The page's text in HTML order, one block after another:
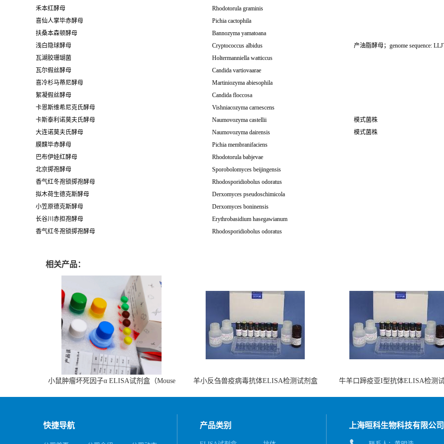
禾本红酵母
Rhodotorula graminis
喜仙人掌毕赤酵母
Pichia cactophila
扶桑本森顿酵母
Bannozyma yamatoana
浅白隐球酵母
Cryptococcus albidus
产油脂酵母；genome sequence:
瓦湖胶珊瑚菌
Holtermanniella watticcus
瓦尔假丝酵母
Candida vartiovaarae
喜冷杉马蒂尼酵母
Martiniozyma abiesophila
絮凝假丝酵母
Candida floccosa
卡恩斯维希尼克氏酵母
Vishniacozyma carnescens
卡斯泰利诺莫夫氏酵母
Naumovozyma castellii
模式菌株
大连诺莫夫氏酵母
Naumovozyma dairensis
模式菌株
膜醭毕赤酵母
Pichia membranifaciens
巴布伊娃红酵母
Rhodotorula babjevae
北京掷孢酵母
Sporobolomyces beijingensis
香气红冬孢锁掷孢酵母
Rhodosporidiobolus odoratus
拟木荷生德克斯酵母
Derxomyces pseudoschimicola
小笠原德克斯酵母
Derxomyces boninensis
长谷川赤担孢酵母
Erythrobasidium hasegawianum
香气红冬孢锁掷孢酵母
Rhodosporidiobolus odoratus
相关产品：
小鼠肿瘤坏死因子α ELISA试剂盒（Mouse
羊小反刍兽疫病毒抗体ELISA检测试剂盒
牛羊口蹄疫亚I型抗体ELISA检测
快捷导航 产品类别 上海晅科生物科技有限公司